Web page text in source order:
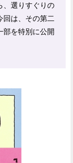
、選りすぐりの
回は、その第二
部を特別に公開